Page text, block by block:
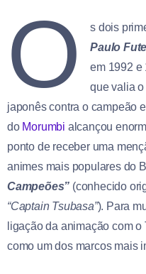
O s dois
Paulo
em 1992 e
que valia o
japonês contra o campeão
do Morumbi alcançou
ponto de receber uma
animes mais populares do
Campeões” (conhecido
“Captain Tsubasa”). Para
ligação da animação com
como um dos marcos mais